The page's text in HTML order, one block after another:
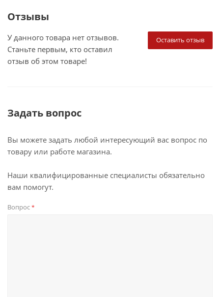
Отзывы
Оставить отзыв
У данного товара нет отзывов.
Станьте первым, кто оставил
отзыв об этом товаре!
Задать вопрос
Вы можете задать любой интересующий вас вопрос по
товару или работе магазина.
Наши квалифицированные специалисты обязательно
вам помогут.
Вопрос*